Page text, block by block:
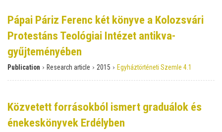
Pápai Páriz Ferenc két könyve a Kolozsvári
Protestáns Teológiai Intézet antikva-
gyűjteményében
Publication › Research article › 2015 › Egyháztörténeti Szemle 4.1
Közvetett forrásokból ismert graduálok és
énekeskönyvek Erdélyben